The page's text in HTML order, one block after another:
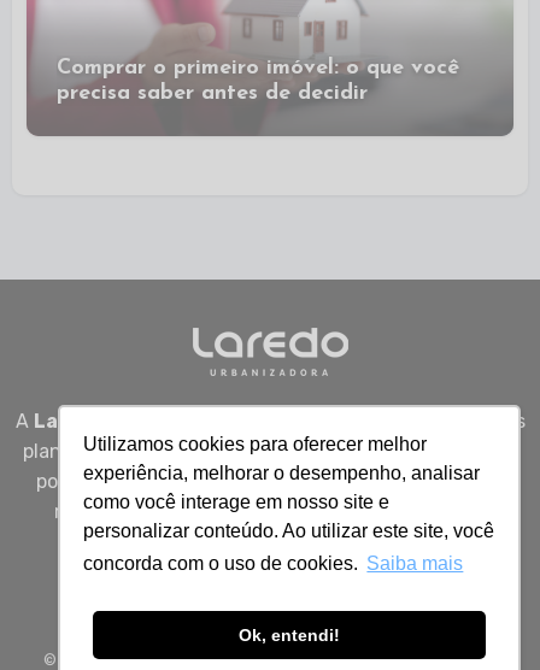
Utilizamos cookies para oferecer melhor
experiência, melhorar o desempenho, analisar
como você interage em nosso site e
personalizar conteúdo. Ao utilizar este site, você
concorda com o uso de cookies. Saiba mais
Ok, entendi!
Comprar o primeiro imóvel: o que você
precisa saber antes de decidir
A Laredo Urbanizadora
desenvolve empreendimentos
planejados em Sergipe, unindo qualidade, segurança e
potencial real de valorização para quem busca viver
melhor, investir bem e construir patrimônio com
inteligência.
© 2026 Todos os direitos reservados à Laredo Urbanizadora.